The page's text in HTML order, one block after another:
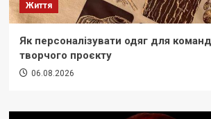
Життя
Як персоналізувати одяг для
творчого проєкту
06.08.2026